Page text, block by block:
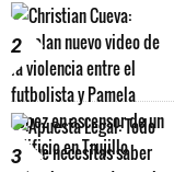
2
3